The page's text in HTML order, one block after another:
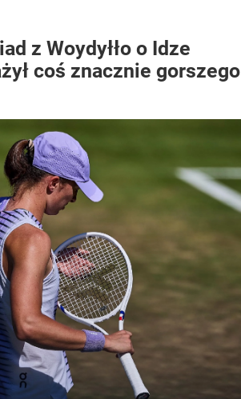
z Woydyłło o Idze
coś znacznie gorszego